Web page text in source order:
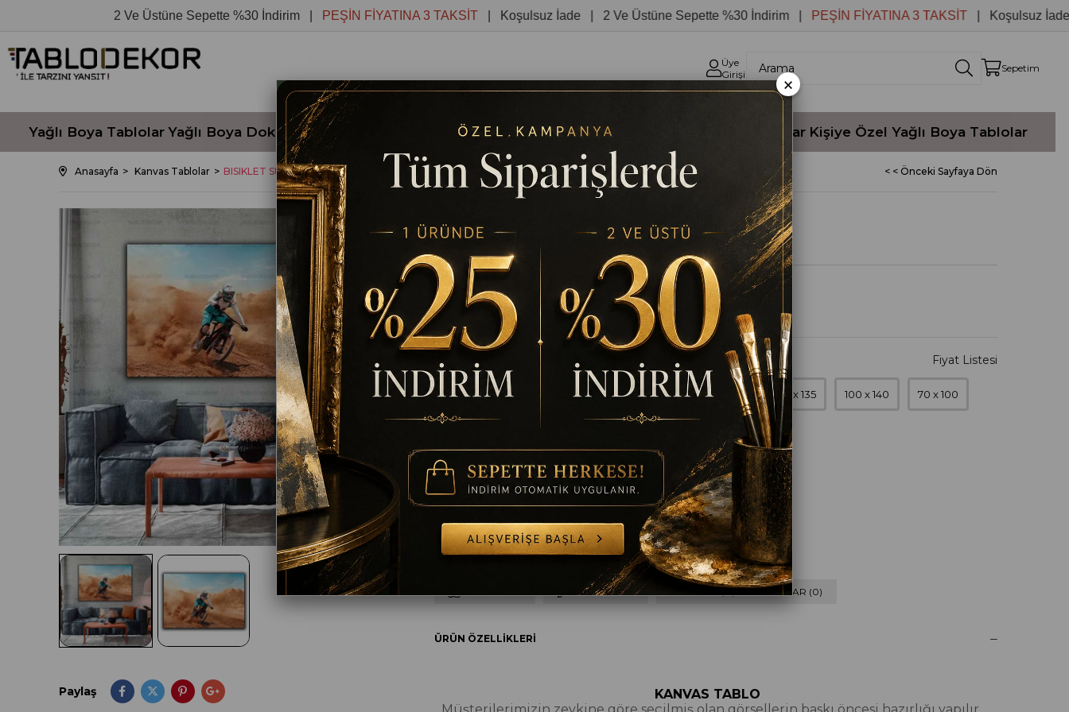
2 Ve Üstüne Sepette %30 İndirim |PEŞİN FİYATINA 3 TAKSİT| Koşulsuz İade | 2 Ve Üstüne Sepette %30 İndirim |PEŞİN FİYATINA 3 TAKSİT| Koşulsuz İade
Üye
Girişi
Sepetim
Yağlı Boya Tablolar Yağlı Boya Dokulu Tablolar Kanvas Tablolar Yuvarlak Tablolar Reprodüksiyon Yağlı Boyalar Kişiye Özel Yağlı Boya Tablolar
Anasayfa Kanvas Tablolar BISIKLET SUREN ADAM KANVAS TABLO < < Önceki Sayfaya Dön
Paylaş
BISIKLET SUREN ADAM KANVAS TABLO
(TD409)
%25
İndirim
₺1.045,09 ₺783,82
35 x 50 50 x 70 60 x 90 70 x 100 80 x 120 90 x 135 100 x 140 70 x 100
Çerçeve
Çerçevesiz Çerçeveli
YORUM YAZ SORULAR (0) VE CEVAPLAR (0)
ÜRÜN ÖZELLIKLERI
KANVAS TABLO
×